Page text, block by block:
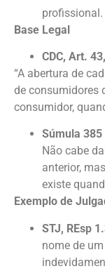
profissional.
Base Legal
CDC, Art.
“A abertura de
de consumidores
consumidor,
Súmula 385
Não cabe
anterior,
existe
Exemplo de
STJ, REsp
nome de